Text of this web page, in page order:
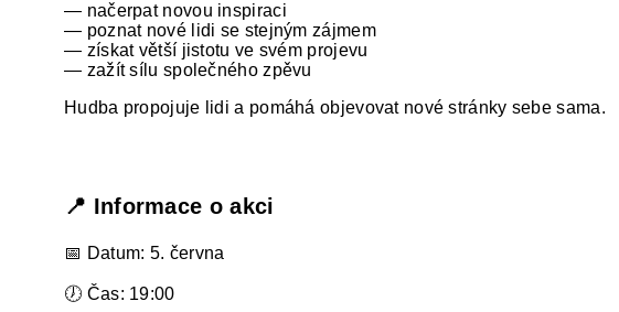
— načerpat novou inspiraci
— poznat nové lidi se stejným zájmem
— získat větší jistotu ve svém projevu
— zažít sílu společného zpěvu
Hudba propojuje lidi a pomáhá objevovat nové stránky sebe sama.
📍 Informace o akci
📅 Datum: 5. června
🕖 Čas: 19:00